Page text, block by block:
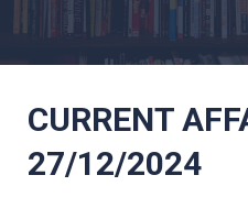
CURRENT
27/12/2024